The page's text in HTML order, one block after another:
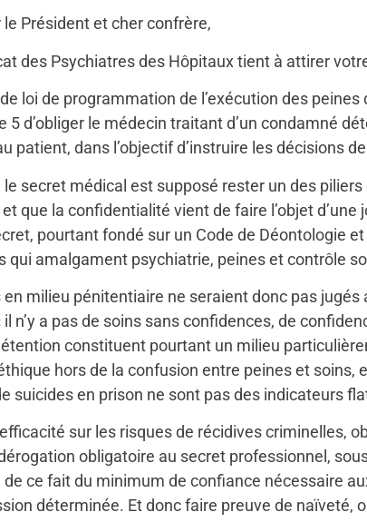
Président et cher confrère,
des Psychiatres des Hôpitaux tient à attirer
loi de programmation de l’exécution des
5 d’obliger le médecin traitant d’un condamné
patient, dans l’objectif d’instruire les décisions
le secret médical est supposé rester un des
que la confidentialité vient de faire l’objet
pourtant fondé sur un Code de Déontologie
qui amalgament psychiatrie, peines et contrôle
en milieu pénitentiaire ne seraient donc pas
il n’y a pas de soins sans confidences, de
constituent pourtant un milieu
hors de la confusion entre peines et soins,
suicides en prison ne sont pas des indicateurs
sur les risques de récidives criminelles,
obligatoire au secret professionnel,
ce fait du minimum de confiance nécessaire
déterminée. Et donc faire preuve de naïveté,